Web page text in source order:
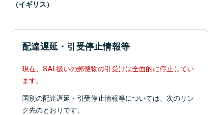
（イギリス）
配達遅延・引受停止情報等
現在、SAL扱いの郵便物の引受けは全面的に停止してい
ます。
国別の配達遅延・引受停止情報等については、次のリン
ク先のとおりです。